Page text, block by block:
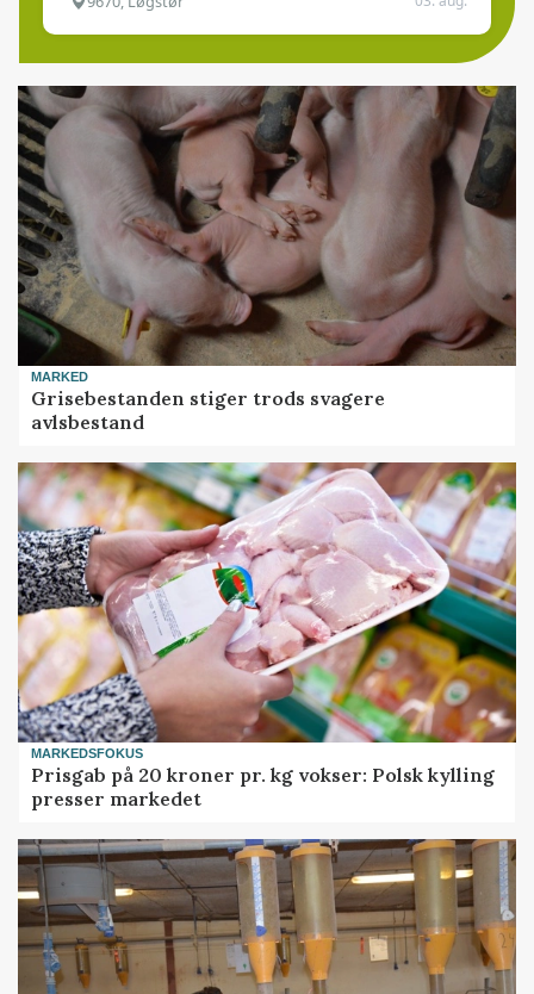
MARKED
Grisebestanden stiger trods svagere
avlsbestand
MARKEDSFOKUS
Prisgab på 20 kroner pr. kg vokser: Polsk kylling
presser markedet